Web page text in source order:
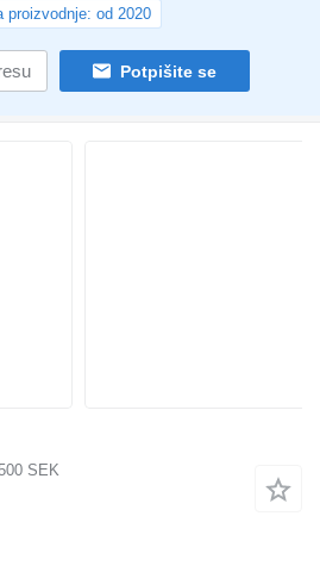
proizvodnje: od 2020
Potpišite se
SEK